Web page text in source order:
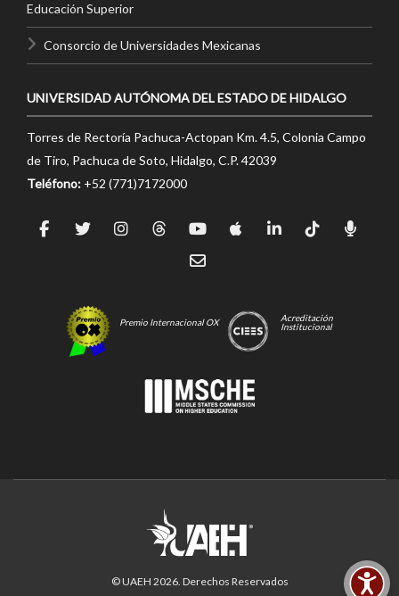
Educación Superior
Consorcio de Universidades Mexicanas
UNIVERSIDAD AUTÓNOMA DEL ESTADO DE HIDALGO
Torres de Rectoría Pachuca-Actopan Km. 4.5, Colonia Campo
de Tiro, Pachuca de Soto, Hidalgo, C.P. 42039
Teléfono: +52 (771)7172000
Premio Internacional OX
Acreditación
Institucional
© UAEH 2026. Derechos Reservados